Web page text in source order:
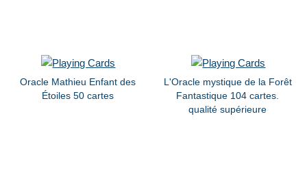
Oracle Mathieu Enfant des
Étoiles 50 cartes
L'Oracle mystique de la Forêt
Fantastique 104 cartes.
qualité supérieure